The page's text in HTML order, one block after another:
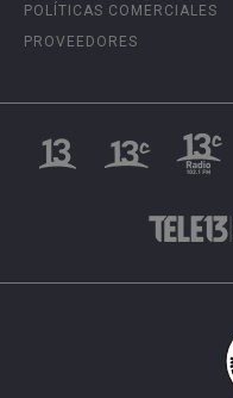
POLÍTICAS COMERCIALES
PROVEEDORES